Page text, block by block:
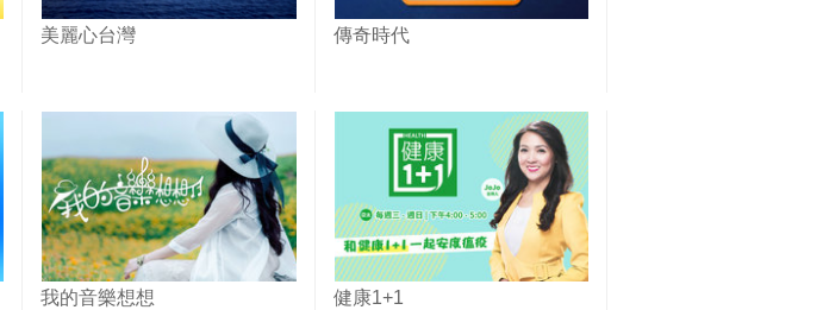
美麗心台灣 傳奇時代
我的音樂想想 健康1+1